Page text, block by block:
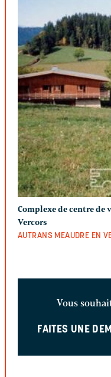
Complexe de centre de
Vercors
AUTRANS MEAUDRE EN
Vous
FAITES UNE